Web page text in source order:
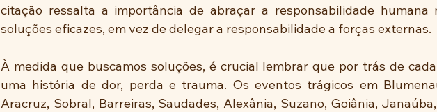
citação ressalta a importância de abraçar a responsabilidade humana
soluções eficazes, em vez de delegar a responsabilidade a forças externas.
À medida que buscamos soluções, é crucial lembrar que por trás de
uma história de dor, perda e trauma. Os eventos trágicos em
Aracruz, Sobral, Barreiras, Saudades, Alexânia, Suzano, Goiânia,